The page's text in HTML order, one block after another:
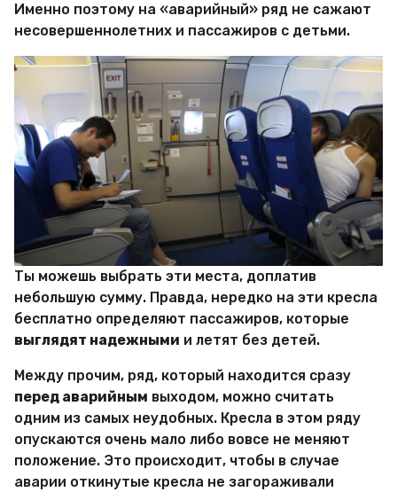
Именно поэтому на «аварийный» ряд не сажают
несовершеннолетних и пассажиров с детьми.
Ты можешь выбрать эти места, доплатив
небольшую сумму. Правда, нередко на эти кресла
бесплатно определяют пассажиров, которые
выглядят надежными и летят без детей.
Между прочим, ряд, который находится сразу
перед аварийным выходом, можно считать
одним из самых неудобных. Кресла в этом ряду
опускаются очень мало либо вовсе не меняют
положение. Это происходит, чтобы в случае
аварии откинутые кресла не загораживали